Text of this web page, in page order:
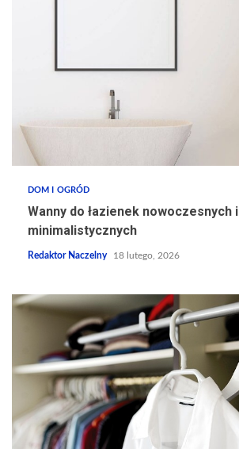
DOM I OGRÓD
Wanny do łazienek nowoczesnych i
minimalistycznych
Redaktor Naczelny 18 lutego, 2026